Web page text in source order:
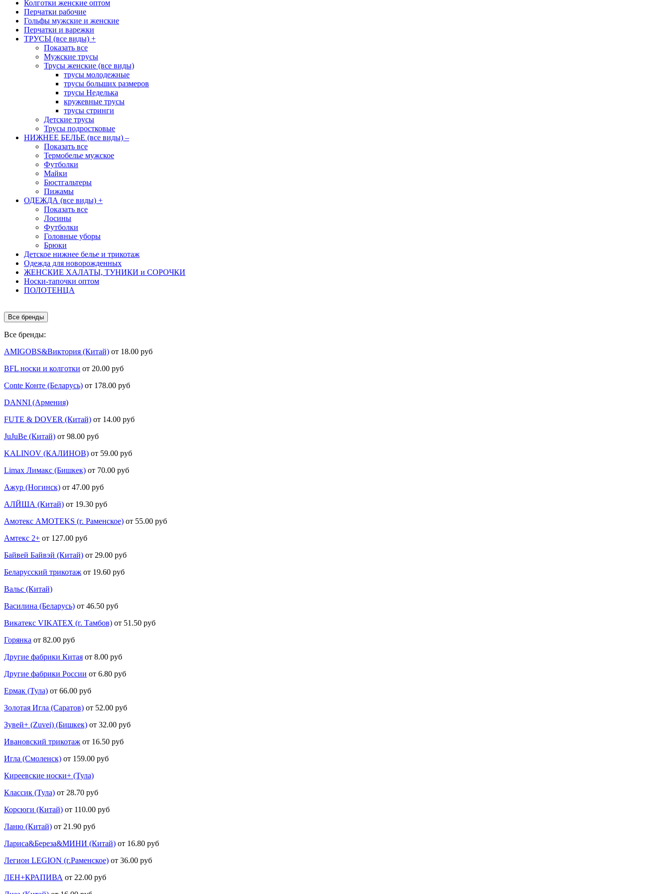
Колготки женские оптом
Перчатки рабочие
Гольфы мужские и женские
Перчатки и варежки
ТРУСЫ (все виды) +
Показать все
Мужские трусы
Трусы женские (все виды)
трусы молодежные
трусы больших размеров
трусы Неделька
кружевные трусы
трусы стринги
Детские трусы
Трусы подростковые
НИЖНЕЕ БЕЛЬЕ (все виды) –
Показать все
Термобелье мужское
Футболки
Майки
Бюстгальтеры
Пижамы
ОДЕЖДА (все виды) +
Показать все
Лосины
Футболки
Головные уборы
Брюки
Детское нижнее белье и трикотаж
Одежда для новорожденных
ЖЕНСКИЕ ХАЛАТЫ, ТУНИКИ и СОРОЧКИ
Носки-тапочки оптом
ПОЛОТЕНЦА
Все бренды
Все бренды:
AMIGOBS&Виктория (Китай) от 18.00 руб
BFL носки и колготки от 20.00 руб
Conte Конте (Беларусь) от 178.00 руб
DANNI (Армения)
FUTE & DOVER (Китай) от 14.00 руб
JuJuBe (Китай) от 98.00 руб
KALINOV (КАЛИНОВ) от 59.00 руб
Limax Лимакс (Бишкек) от 70.00 руб
Ажур (Ногинск) от 47.00 руб
АЛЙША (Китай) от 19.30 руб
Амотекс AMOTEKS (г. Раменское) от 55.00 руб
Амтекс 2+ от 127.00 руб
Байвей Байвэй (Китай) от 29.00 руб
Беларусский трикотаж от 19.60 руб
Вальс (Китай)
Василина (Беларусь) от 46.50 руб
Викатекс VIKATEX (г. Тамбов) от 51.50 руб
Горянка от 82.00 руб
Другие фабрики Китая от 8.00 руб
Другие фабрики России от 6.80 руб
Ермак (Тула) от 66.00 руб
Золотая Игла (Саратов) от 52.00 руб
Зувей+ (Zuvei) (Бишкек) от 32.00 руб
Ивановский трикотаж от 16.50 руб
Игла (Смоленск) от 159.00 руб
Киреевские носки+ (Тула)
Классик (Тула) от 28.70 руб
Корсюги (Китай) от 110.00 руб
Ланю (Китай) от 21.90 руб
Лариса&Береза&МИНИ (Китай) от 16.80 руб
Легион LEGION (г.Раменское) от 36.00 руб
ЛЕН+КРАПИВА от 22.00 руб